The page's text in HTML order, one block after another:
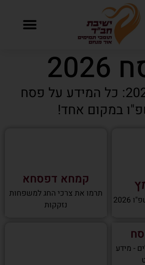
חג פסח 2026: כל המידע על פסח
במקום אחד!
- מידע
קמחא דפסחא
תרמו את צרכי החג למשפחות
נזקקות